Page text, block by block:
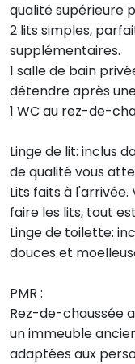
qualité supérieure
2 lits simples,
supplémentaires.
1 salle de bain
détendre après
1 WC au rez-de-
Linge de lit: inclus
de qualité vous
Lits faits à l'arrivée.
faire les lits, tout
Linge de toilette:
douces et
PMR :
Rez-de-chaussée
un immeuble
adaptées aux